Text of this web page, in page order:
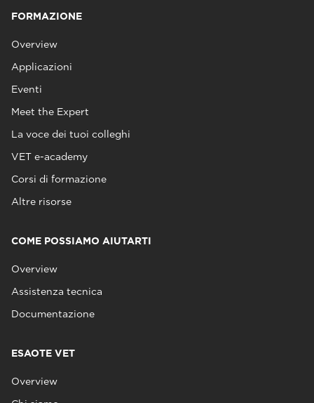
FORMAZIONE
Overview
Applicazioni
Eventi
Meet the Expert
La voce dei tuoi colleghi
VET e-academy
Corsi di formazione
Altre risorse
COME POSSIAMO AIUTARTI
Overview
Assistenza tecnica
Documentazione
ESAOTE VET
Overview